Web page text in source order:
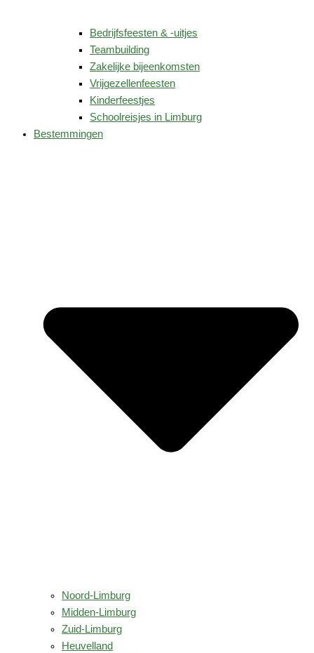
Bedrijfsfeesten & -uitjes
Teambuilding
Zakelijke bijeenkomsten
Vrijgezellenfeesten
Kinderfeestjes
Schoolreisjes in Limburg
Bestemmingen
Noord-Limburg
Midden-Limburg
Zuid-Limburg
Heuvelland